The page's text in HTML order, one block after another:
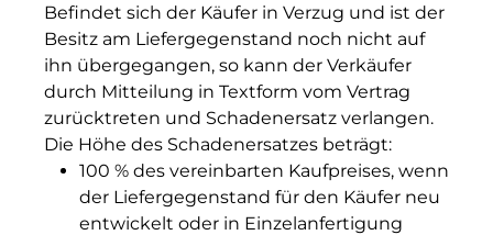
Befindet sich der Käufer in Verzug und ist der
Besitz am Liefergegenstand noch nicht auf
ihn übergegangen, so kann der Verkäufer
durch Mitteilung in Textform vom Vertrag
zurücktreten und Schadenersatz verlangen.
Die Höhe des Schadenersatzes beträgt:
100 % des vereinbarten Kaufpreises, wenn
der Liefergegenstand für den Käufer neu
entwickelt oder in Einzelanfertigung